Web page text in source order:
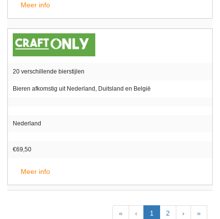
« ‹ 1 2 › »
Meer info
20 verschillende bierstijlen
Bieren afkomstig uit Nederland, Duitsland en België
Nederland
€69,50
Meer info